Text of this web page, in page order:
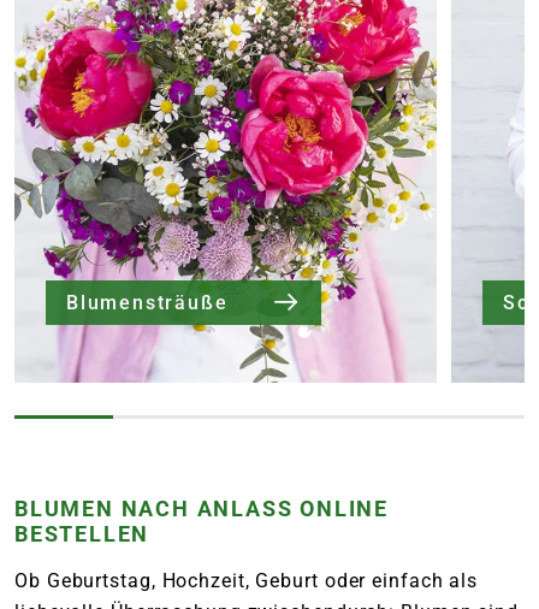
Blumensträuße
BLUMEN NACH ANLASS ONLINE
BESTELLEN
Ob Geburtstag, Hochzeit, Geburt oder einfach als